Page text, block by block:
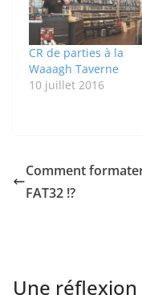
CR de parties à la
Waaagh Taverne
10 juillet 2016
Comment
FAT32 !?
Une réflexion